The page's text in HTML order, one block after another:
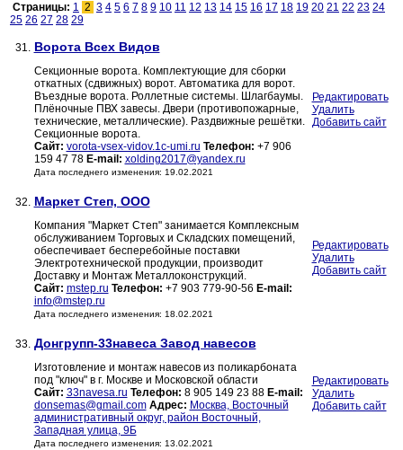
Страницы: 1 2 3 4 5 6 7 8 9 10 11 12 13 14 15 16 17 18 19 20 21 22 23 24
25 26 27 28 29
31. Ворота Всех Видов
Секционные ворота. Комплектующие для сборки
откатных (сдвижных) ворот. Автоматика для ворот.
Въездные ворота. Роллетные системы. Шлагбаумы.
Плёночные ПВХ завесы. Двери (противопожарные,
технические, металлические). Раздвижные решётки.
Секционные ворота.
Сайт: vorota-vsex-vidov.1c-umi.ru Телефон: +7 906
159 47 78 E-mail: xolding2017@yandex.ru
Дата последнего изменения: 19.02.2021
Редактировать
Удалить
Добавить сайт
32. Маркет Степ, ООО
Компания "Маркет Степ" занимается Комплексным
обслуживанием Торговых и Складских помещений,
обеспечивает бесперебойные поставки
Электротехнической продукции, производит
Доставку и Монтаж Металлоконструкций.
Сайт: mstep.ru Телефон: +7 903 779-90-56 E-mail:
info@mstep.ru
Дата последнего изменения: 18.02.2021
Редактировать
Удалить
Добавить сайт
33. Донгрупп-33навеса Завод навесов
Изготовление и монтаж навесов из поликарбоната
под "ключ" в г. Москве и Московской области
Сайт: 33navesa.ru Телефон: 8 905 149 23 88 E-mail:
donsemas@gmail.com Адрес: Москва, Восточный
административный округ, район Восточный,
Западная улица, 9Б
Дата последнего изменения: 13.02.2021
Редактировать
Удалить
Добавить сайт